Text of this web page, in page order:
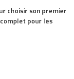
choisir son premier
pour les